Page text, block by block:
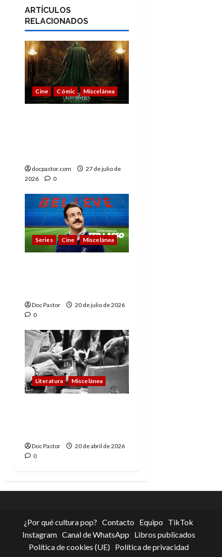
ARTÍCULOS
RELACIONADOS
Cine Cómic Miscelánea
docpastor.com
27 de julio de
2026
0
Series Cine Miscelánea
Doc Pastor
20 de julio de 2026
0
Literatura Miscelánea
Doc Pastor
20 de abril de 2026
0
¿Por qué cultura pop? Contacto Equipo
TikTok
Instagram Canal de WhatsApp
Libros publicados
Política de cookies (UE)
Política de privacidad